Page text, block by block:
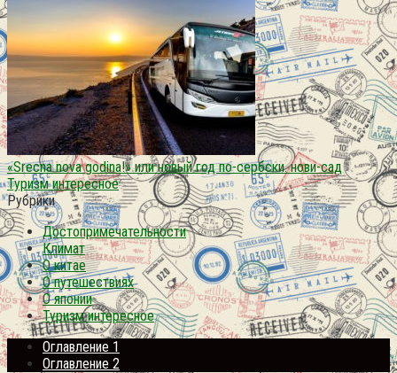
«Srecna nova godina!» или новый год по-сербски. нови-сад
Туризм интересное
Рубрики
Достопримечательности
Климат
О китае
О путешествиях
О японии
Туризм интересное
Оглавление 1
Оглавление 2